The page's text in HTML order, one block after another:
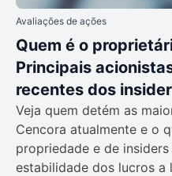
Avaliações de ações
Quem é o
Principais
recentes dos
Veja quem detém as
Cencora atualmente e o
propriedade e de
estabilidade dos lucros a